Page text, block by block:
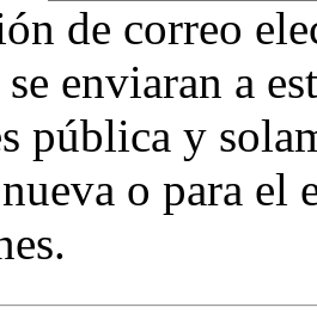
de correo
enviaran a
pública y
o para